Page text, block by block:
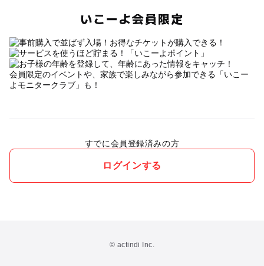
いこーよ会員限定
会員限定のイベントや、家族で楽しみながら参加できる「いこー
よモニタークラブ」も！
すでに会員登録済みの方
ログインする
© actindi Inc.